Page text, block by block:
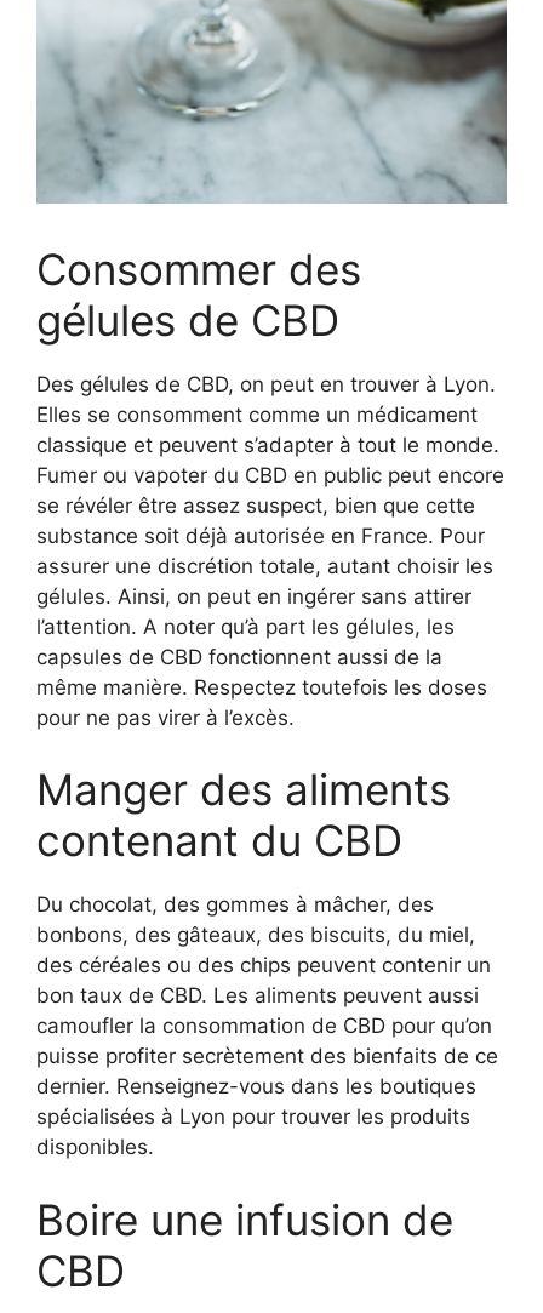
Consommer des
gélules de CBD
Des gélules de CBD, on peut en trouver à Lyon.
Elles se consomment comme un médicament
classique et peuvent s’adapter à tout le monde.
Fumer ou vapoter du CBD en public peut encore
se révéler être assez suspect, bien que cette
substance soit déjà autorisée en France. Pour
assurer une discrétion totale, autant choisir les
gélules. Ainsi, on peut en ingérer sans attirer
l’attention. A noter qu’à part les gélules, les
capsules de CBD fonctionnent aussi de la
même manière. Respectez toutefois les doses
pour ne pas virer à l’excès.
Manger des aliments
contenant du CBD
Du chocolat, des gommes à mâcher, des
bonbons, des gâteaux, des biscuits, du miel,
des céréales ou des chips peuvent contenir un
bon taux de CBD. Les aliments peuvent aussi
camoufler la consommation de CBD pour qu’on
puisse profiter secrètement des bienfaits de ce
dernier. Renseignez-vous dans les boutiques
spécialisées à Lyon pour trouver les produits
disponibles.
Boire une infusion de
CBD